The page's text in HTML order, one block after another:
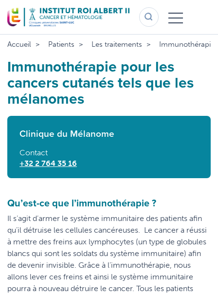
au
contenu
principal
Accueil Patients Les traitements Immunothérapie
Immunothérapie pour les
cancers cutanés tels que les
mélanomes
Clinique du Mélanome
Contact
+32 2 764 35 16
Qu’est-ce que l’immunothérapie ?
Il s’agit d’armer le système immunitaire des patients afin
qu’il détruise les cellules cancéreuses. Le cancer a réussi
à mettre des freins aux lymphocytes (un type de globules
blancs qui sont les soldats du système immunitaire) afin
de devenir invisible. Grâce à l’immunothérapie, nous
allons lever ces freins et ainsi le système immunitaire
pourra à nouveau détruire le cancer. Tous les patients